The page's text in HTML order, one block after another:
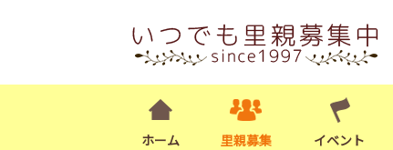
ホーム 里親募集 イベント